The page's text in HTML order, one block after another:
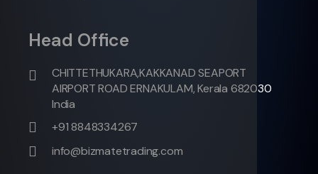
Head Office
CHITTETHUKARA,KAKKANAD SEAPORT
AIRPORT ROAD ERNAKULAM, Kerala 682030
India
+91 8848334267
info@bizmatetrading.com